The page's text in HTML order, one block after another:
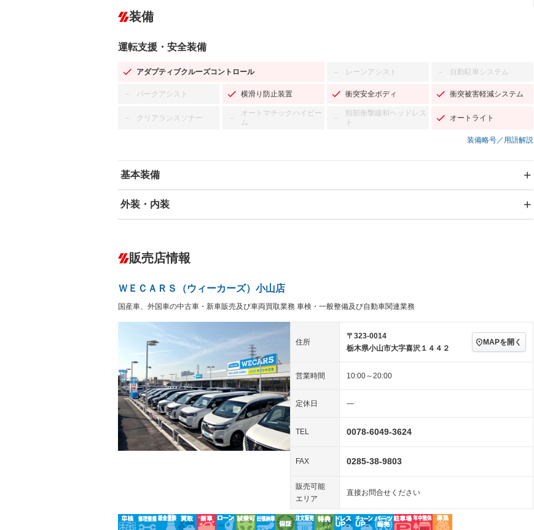
装備
運転支援・安全装備
アダプティブクルーズコントロール － レーンアシスト － 自動駐車システム
－ パークアシスト 横滑り防止装置 衝突安全ボディ 衝突被害軽減システム
－ クリアランスソナー －
オートマチックハイビー
ム
－
頸部衝撃緩和ヘッドレス
ト
オートライト
装備略号／用語解説
基本装備
エアバッグ：運転席/助手席
－ ダウンヒルアシストコントロール
Bluetooth接続 100V電源
装備略号／用語解説
外装・内装
－ オーディオ
－
ー
－ 革シート
LEDヘッドランプ － HID(キセノンライト) － ポータブルナビ
エアロ スマートキー ローダウン
ランフラットタイヤ パワーシート 3列シート ベンチシート
－ フルフラットシート － チップアップシート オットマン
シートヒーター － ウォークスルー
－ フロントカメラ － シートエアコン
－ ルーフレール － エアサスペンション
販売店情報
ＷＥＣＡＲＳ（ウィーカーズ）小山店
国産車、外国車の中古車・新車販売及び車両買取業務 車検・一般整備及び自動車関連業務
住所
〒323-0014
栃木県小山市大字喜沢１４４２
MAPを開く
営業時間 10:00～20:00
定休日 ―
TEL 0078-6049-3624
FAX 0285-38-9803
販売可能
エリア
直接お問合せください